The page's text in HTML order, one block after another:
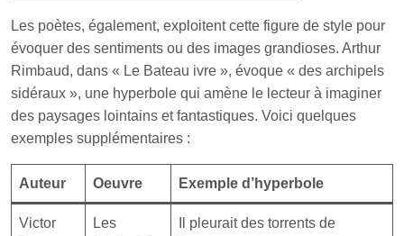
Les poètes, également, exploitent cette figure de style pour
évoquer des sentiments ou des images grandioses. Arthur
Rimbaud, dans « Le Bateau ivre », évoque « des archipels
sidéraux », une hyperbole qui amène le lecteur à imaginer
des paysages lointains et fantastiques. Voici quelques
exemples supplémentaires :
Auteur Oeuvre Exemple d’hyperbole
Victor
Les
Il pleurait des torrents de